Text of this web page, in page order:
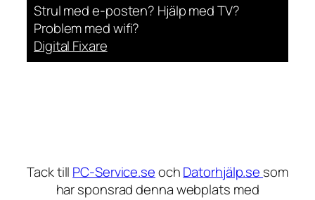
Strul med e-posten? Hjälp med TV?
Problem med wifi?
Digital Fixare
Tack till PC-Service.seochDatorhjälp.se som
har sponsrad denna webplats med